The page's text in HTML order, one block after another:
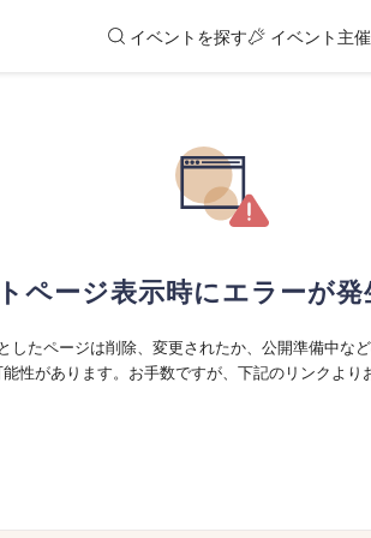
イベントを探す イベント主
ページ表示時にエラーが発
したページは削除、変更されたか、公開準備中な
能性があります。お手数ですが、下記のリンクより